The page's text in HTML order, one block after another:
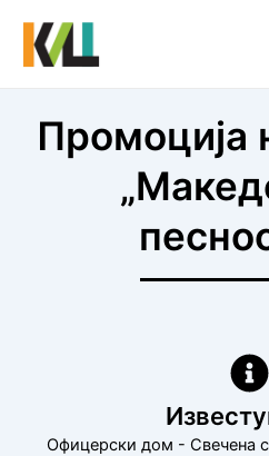
content
Промоција
Офицерски дом - Свечена